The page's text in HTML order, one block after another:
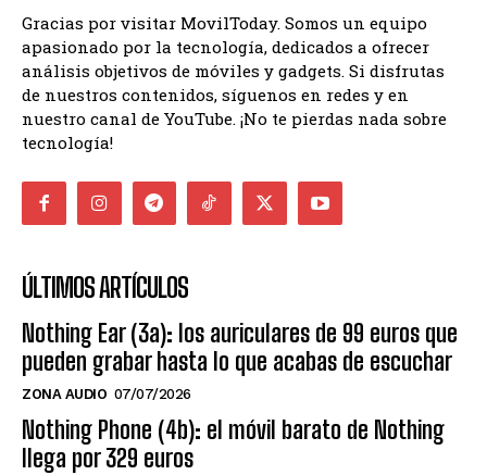
Gracias por visitar MovilToday. Somos un equipo
apasionado por la tecnología, dedicados a ofrecer
análisis objetivos de móviles y gadgets. Si disfrutas
de nuestros contenidos, síguenos en redes y en
nuestro canal de YouTube. ¡No te pierdas nada sobre
tecnología!
ÚLTIMOS ARTÍCULOS
Nothing Ear (3a): los auriculares de 99 euros que
pueden grabar hasta lo que acabas de escuchar
ZONA AUDIO 07/07/2026
Nothing Phone (4b): el móvil barato de Nothing
llega por 329 euros